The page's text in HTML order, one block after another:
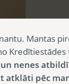
Mantas
nenes
atklāti pēc